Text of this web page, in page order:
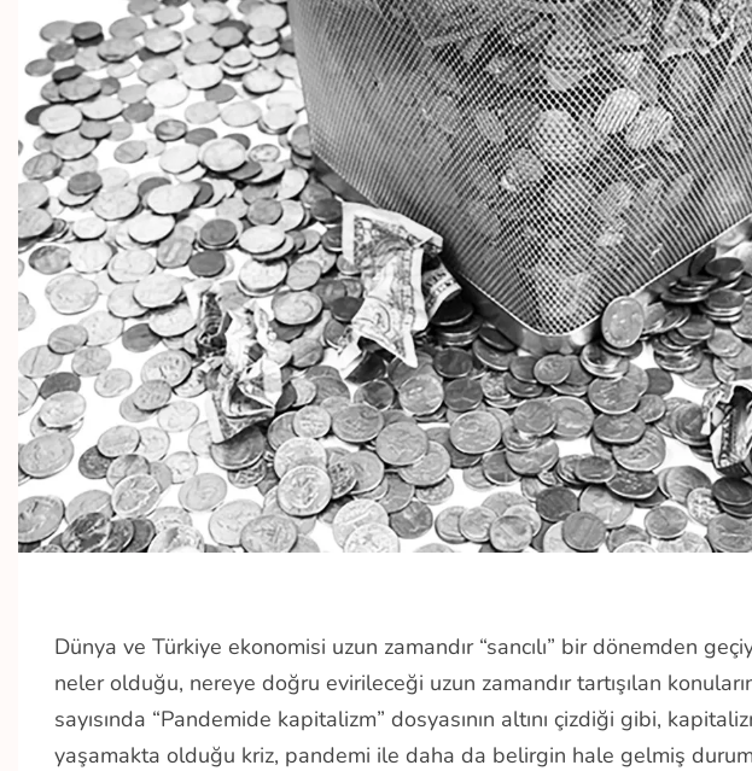
Dünya ve Türkiye ekonomisi uzun zamandır “sancılı” bir dönemden
neler olduğu, nereye doğru evirileceği uzun zamandır tartışılan
sayısında “Pandemide kapitalizm” dosyasının altını çizdiği gibi,
yaşamakta olduğu kriz, pandemi ile daha da belirgin hale gelmiş